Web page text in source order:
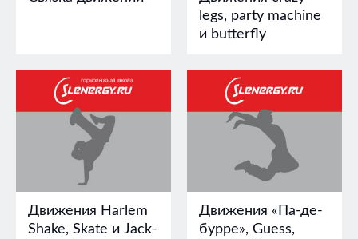
legs, party machine
и butterfly
Движения Harlem
Shake, Skate и Jack-
Движения «Па-де-
бурре», Guess,